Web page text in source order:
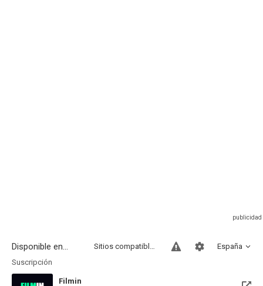
Disponible en... España
Sitios compatibles
Suscripción
Filmin